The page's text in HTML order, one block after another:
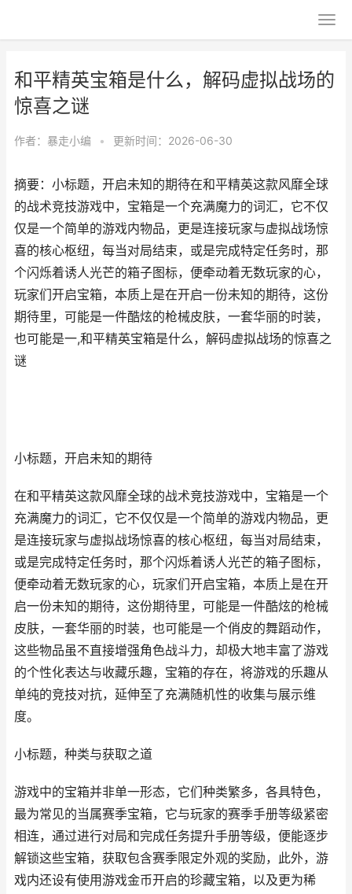
和平精英宝箱是什么，解码虚拟战场的
惊喜之谜
作者： 暴走小编 • 更新时间：2026-06-30
摘要：小标题，开启未知的期待在和平精英这款风靡全球
的战术竞技游戏中，宝箱是一个充满魔力的词汇，它不仅
仅是一个简单的游戏内物品，更是连接玩家与虚拟战场惊
喜的核心枢纽，每当对局结束，或是完成特定任务时，那
个闪烁着诱人光芒的箱子图标，便牵动着无数玩家的心，
玩家们开启宝箱，本质上是在开启一份未知的期待，这份
期待里，可能是一件酷炫的枪械皮肤，一套华丽的时装，
也可能是一,和平精英宝箱是什么，解码虚拟战场的惊喜之
谜
小标题，开启未知的期待
在和平精英这款风靡全球的战术竞技游戏中，宝箱是一个
充满魔力的词汇，它不仅仅是一个简单的游戏内物品，更
是连接玩家与虚拟战场惊喜的核心枢纽，每当对局结束，
或是完成特定任务时，那个闪烁着诱人光芒的箱子图标，
便牵动着无数玩家的心，玩家们开启宝箱，本质上是在开
启一份未知的期待，这份期待里，可能是一件酷炫的枪械
皮肤，一套华丽的时装，也可能是一个俏皮的舞蹈动作，
这些物品虽不直接增强角色战斗力，却极大地丰富了游戏
的个性化表达与收藏乐趣，宝箱的存在，将游戏的乐趣从
单纯的竞技对抗，延伸至了充满随机性的收集与展示维
度。
小标题，种类与获取之道
游戏中的宝箱并非单一形态，它们种类繁多，各具特色，
最为常见的当属赛季宝箱，它与玩家的赛季手册等级紧密
相连，通过进行对局和完成任务提升手册等级，便能逐步
解锁这些宝箱，获取包含赛季限定外观的奖励，此外，游
戏内还设有使用游戏金币开启的珍藏宝箱，以及更为稀